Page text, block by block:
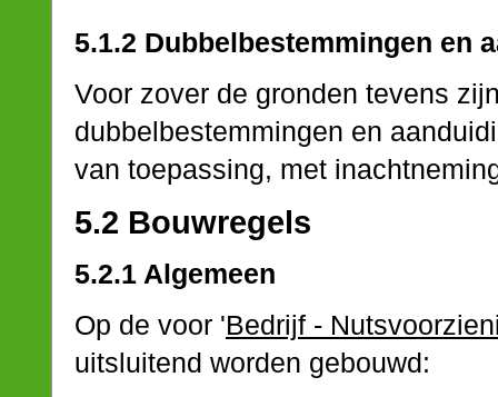
5.1.2 Dubbelbestemmingen en
Voor zover de gronden tevens
dubbelbestemmingen en
van toepassing, met
5.2 Bouwregels
5.2.1 Algemeen
Op de voor 'Bedrijf -
uitsluitend worden gebouwd: